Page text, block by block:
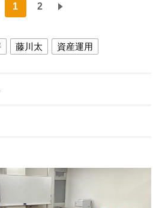
1 2
藤川太 資産運用